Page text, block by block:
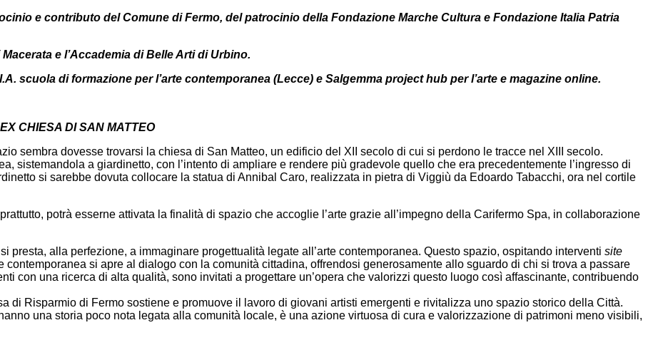
e contributo del Comune di Fermo, del patrocinio della Fondazione Marche Cultura e Fondazione Italia Patria
e l’Accademia di Belle Arti di Urbino.
scuola di formazione per l’arte contemporanea (Lecce) e Salgemma project hub per l’arte e magazine online.
CHIESA DI SAN MATTEO
sembra dovesse trovarsi la chiesa di San Matteo, un edificio del XII secolo di cui si perdono le tracce nel XIII secolo.
sistemandola a giardinetto, con l’intento di ampliare e rendere più gradevole quello che era precedentemente l’ingresso di
si sarebbe dovuta collocare la statua di Annibal Caro, realizzata in pietra di Viggiù da Edoardo Tabacchi, ora nel cortile
potrà esserne attivata la finalità di spazio che accoglie l’arte grazie all’impegno della Carifermo Spa, in collaborazione
presta, alla perfezione, a immaginare progettualità legate all’arte contemporanea. Questo spazio, ospitando interventi site
contemporanea si apre al dialogo con la comunità cittadina, offrendosi generosamente allo sguardo di chi si trova a passare
con una ricerca di alta qualità, sono invitati a progettare un’opera che valorizzi questo luogo così affascinante, contribuendo
di Risparmio di Fermo sostiene e promuove il lavoro di giovani artisti emergenti e rivitalizza uno spazio storico della Città.
una storia poco nota legata alla comunità locale, è una azione virtuosa di cura e valorizzazione di patrimoni meno visibili,